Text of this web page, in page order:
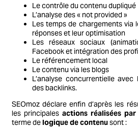
Le contrôle du contenu dupliqué
L’analyse des « not provided »
Les temps de chargements via
réponses et leur optimisation
Les réseaux sociaux
Facebook et intégration des
Le référencement local
Le contenu via les blogs
L’analyse concurrentielle
des backlinks.
SEOmoz déclare enfin d’après les
les principales actions réalisées
terme delogique de contenusont :